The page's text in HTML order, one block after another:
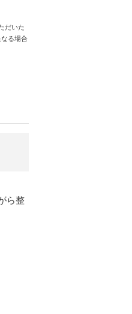
だいた
る場合
ら整